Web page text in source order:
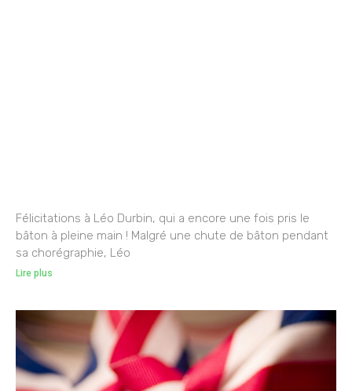
Félicitations à Léo Durbin, qui a encore une fois pris le
bâton à pleine main ! Malgré une chute de bâton pendant
sa chorégraphie, Léo
Lire plus